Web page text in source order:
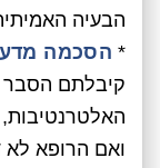
הבעיה
* הסכמה
קיבלתם הסבר
ואם הרופא